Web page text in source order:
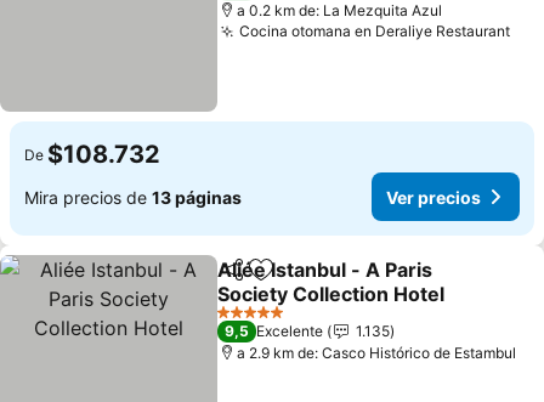
a 0.2 km de: La Mezquita Azul
Cocina otomana en Deraliye Restaurant
De $108.732
Mira precios de 13 páginas Ver precios
CompartirAgregar a favoritos
Aliée Istanbul - A Paris
Society Collection Hotel
5 Estrellas
9,5 Excelente
1.135
a 2.9 km de: Casco Histórico de Estambul